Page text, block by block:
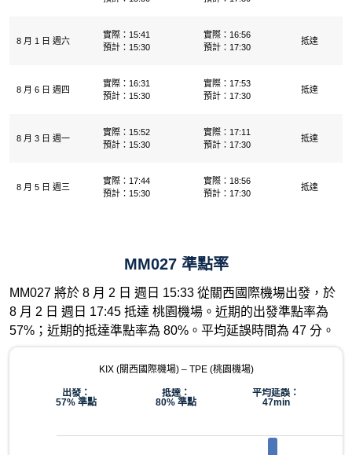
8 月 1 日 週六
實際：15:41
預計：15:30
實際：16:56
預計：17:30
抵達
8 月 6 日 週四
實際：16:31
預計：15:30
實際：17:53
預計：17:30
抵達
8 月 3 日 週一
實際：15:52
預計：15:30
實際：17:11
預計：17:30
抵達
8 月 5 日 週三
實際：17:44
預計：15:30
實際：18:56
預計：17:30
抵達
MM027 準點率
MM027 將於 8 月 2 日 週日 15:33 從關西國際機場出發，於
8 月 2 日 週日 17:45 抵達 桃園機場。近期的出發準點率為
57%；近期的抵達準點率為 80%。平均延誤時間為 47 分。
KIX (關西國際機場) – TPE (桃園機場)
出發：
57% 準點
抵達：
80% 準點
平均延誤：
47min